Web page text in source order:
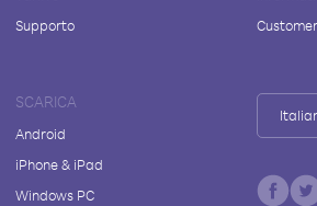
Supporto
SCARICA
Android
iPhone & iPad
Windows PC